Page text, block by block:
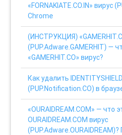
«FORNAKIATE.CO.IN» вирус
Chrome
(ИНСТРУКЦИЯ)
(PUP.Adware.GAMERHIT) —
«GAMERHIT.CO» вирус?
Как удалить
(PUP.Notification.CO) в
«OURAIDREAM.COM» — что
OURAIDREAM.COM вирус